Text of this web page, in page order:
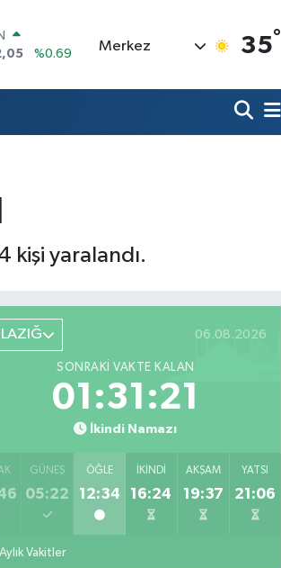
%0.06
%0.1
Merkez 35°
kişi yaralandı.
06.08.2026
SONRAKI VAKTE KALAN
01:31:20
İkindi Namazı
GÜNEŞ
05:22
ÖĞLE
12:34
İKINDI
16:24
AKŞAM
19:37
YATSI
21:06
Aylık Vakitler